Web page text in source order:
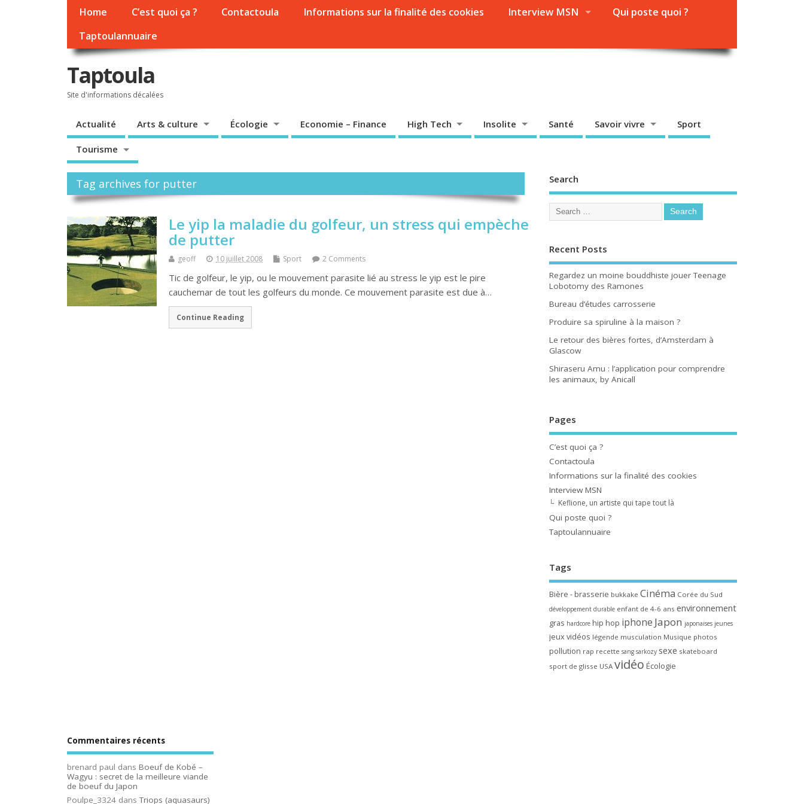
Home C’est quoi ça ? Contactoula Informations sur la finalité des cookies Interview MSN
Qui poste quoi ?
Taptoulannuaire
Taptoula
Site d'informations décalées
Actualité Arts & culture Écologie Economie – Finance High Tech Insolite Santé Savoir vivre Sport
Tourisme
Tag archives for putter
Le yip la maladie du golfeur, un stress qui empèche
de putter
geoff 10 juillet 2008 Sport 2 Comments
Tic de golfeur, le yip, ou le mouvement parasite lié au stress le yip est le pire
cauchemar de tout les golfeurs du monde. Ce mouvement parasite est due à…
Continue Reading
Search
Recent Posts
Regardez un moine bouddhiste jouer Teenage
Lobotomy des Ramones
Bureau d’études carrosserie
Produire sa spiruline à la maison ?
Le retour des bières fortes, d’Amsterdam à
Glascow
Shiraseru Amu : l’application pour comprendre
les animaux, by Anicall
Pages
C’est quoi ça ?
Contactoula
Informations sur la finalité des cookies
Interview MSN
Keflione, un artiste qui tape tout là
Qui poste quoi ?
Taptoulannuaire
Tags
Bière - brasserie bukkake Cinéma Corée du Sud
développement durable enfant de 4-6 ans environnement
gras hardcore hip hop iphone Japon japonaises jeunes
jeux vidéos légende musculation Musique photos
pollution rap recette sang sarkozy sexe skateboard
sport de glisse USA vidéo Écologie
Commentaires récents
brenard paul dans Boeuf de Kobé –
Wagyu : secret de la meilleure viande
de boeuf du Japon
Poulpe_3324 dansTriops (aquasaurs)